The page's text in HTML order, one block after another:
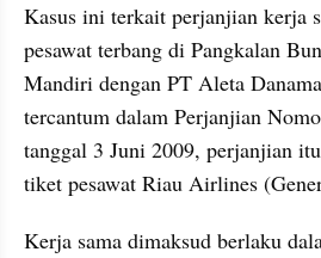
Kasus ini terkait perjanjian kerja
pesawat terbang di Pangkalan
Mandiri dengan PT Aleta
tercantum dalam Perjanjian
tanggal 3 Juni 2009, perjanjian
tiket pesawat Riau Airlines
Kerja sama dimaksud berlaku